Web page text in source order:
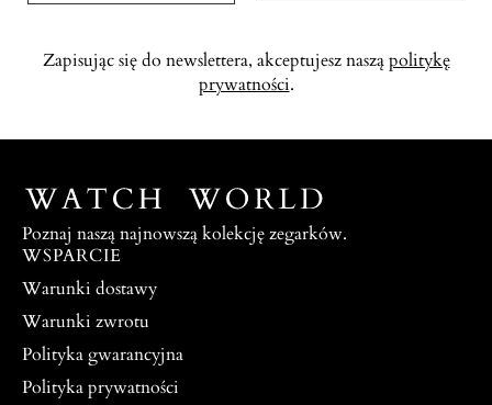
Zapisując się do newslettera, akceptujesz nasząpolitykę
prywatności.
Poznaj naszą najnowszą kolekcję zegarków.
WSPARCIE
Warunki dostawy
Warunki zwrotu
Polityka gwarancyjna
Polityka prywatności